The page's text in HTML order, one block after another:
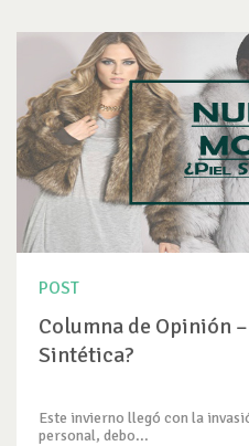
POST
Columna de Opinión
Sintética?
Este invierno llegó con la
personal, debo...